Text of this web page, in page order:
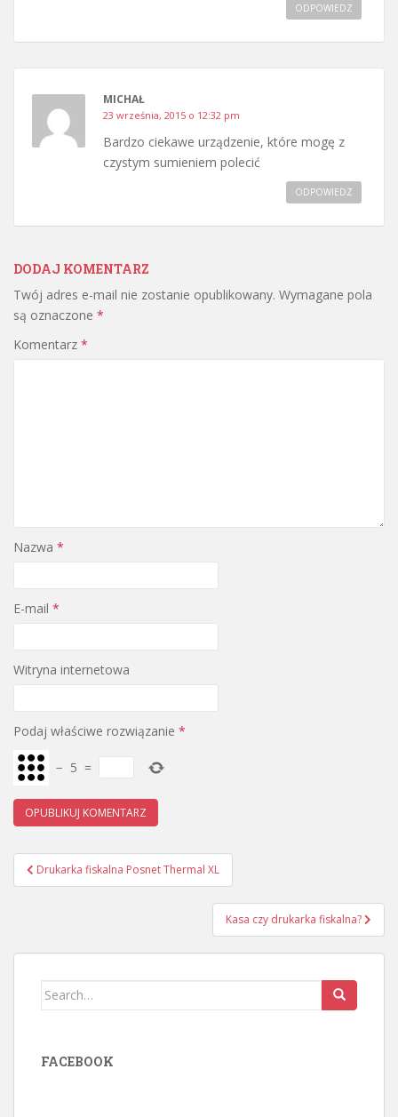
ODPOWIEDZ
MICHAŁ
23 września, 2015 o 12:32 pm
Bardzo ciekawe urządzenie, które mogę z
czystym sumieniem polecić
ODPOWIEDZ
DODAJ KOMENTARZ
Twój adres e-mail nie zostanie opublikowany. Wymagane pola
są oznaczone *
Komentarz *
Nazwa *
E-mail *
Witryna internetowa
Podaj właściwe rozwiązanie *
− 5 =
Nawigacja
wpisu
Drukarka fiskalna Posnet Thermal XL
Kasa czy drukarka fiskalna?
Search
FACEBOOK